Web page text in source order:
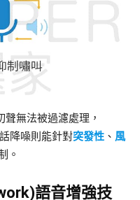
無法被過濾處理，
降噪則能針對突發性 、 風
。
語音增強技